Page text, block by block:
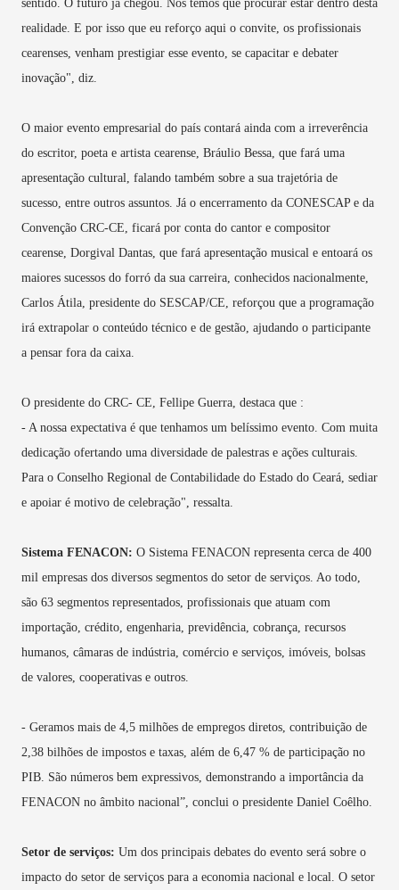
sentido. O futuro já chegou. Nós temos que procurar estar dentro desta
realidade. E por isso que eu reforço aqui o convite, os profissionais
cearenses, venham prestigiar esse evento, se capacitar e debater
inovação", diz.
O maior evento empresarial do país contará ainda com a irreverência
do escritor, poeta e artista cearense, Bráulio Bessa, que fará uma
apresentação cultural, falando também sobre a sua trajetória de
sucesso, entre outros assuntos. Já o encerramento da CONESCAP e da
Convenção CRC-CE, ficará por conta do cantor e compositor
cearense, Dorgival Dantas, que fará apresentação musical e entoará os
maiores sucessos do forró da sua carreira, conhecidos nacionalmente,
Carlos Átila, presidente do SESCAP/CE, reforçou que a programação
irá extrapolar o conteúdo técnico e de gestão, ajudando o participante
a pensar fora da caixa.
O presidente do CRC- CE, Fellipe Guerra, destaca que :
- A nossa expectativa é que tenhamos um belíssimo evento. Com muita
dedicação ofertando uma diversidade de palestras e ações culturais.
Para o Conselho Regional de Contabilidade do Estado do Ceará, sediar
e apoiar é motivo de celebração", ressalta.
Sistema FENACON: O Sistema FENACON representa cerca de 400
mil empresas dos diversos segmentos do setor de serviços. Ao todo,
são 63 segmentos representados, profissionais que atuam com
importação, crédito, engenharia, previdência, cobrança, recursos
humanos, câmaras de indústria, comércio e serviços, imóveis, bolsas
de valores, cooperativas e outros.
- Geramos mais de 4,5 milhões de empregos diretos, contribuição de
2,38 bilhões de impostos e taxas, além de 6,47 % de participação no
PIB. São números bem expressivos, demonstrando a importância da
FENACON no âmbito nacional”, conclui o presidente Daniel Coêlho.
Setor de serviços: Um dos principais debates do evento será sobre o
impacto do setor de serviços para a economia nacional e local. O setor